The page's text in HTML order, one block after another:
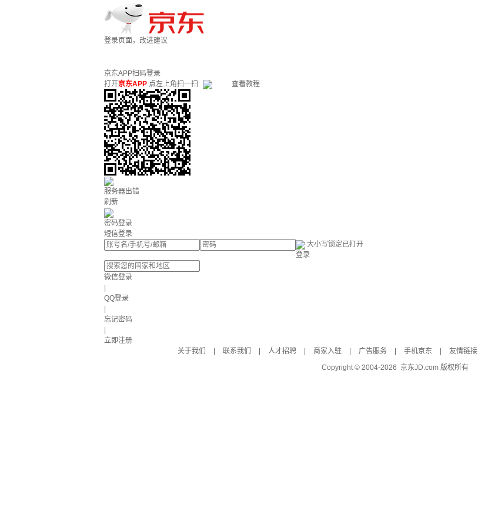
登录页面，改进建议
京东APP扫码登录
打开京东APP 点左上角扫一扫 查看教程
服务器出错
刷新
密码登录
短信登录
大小写锁定已打开
登录
微信登录
QQ登录
忘记密码
立即注册
关于我们
联系我们 人才招聘 商家入驻 广告服务 手机京东 友情链接
Copyright © 2004-2026 京东JD.com 版权所有